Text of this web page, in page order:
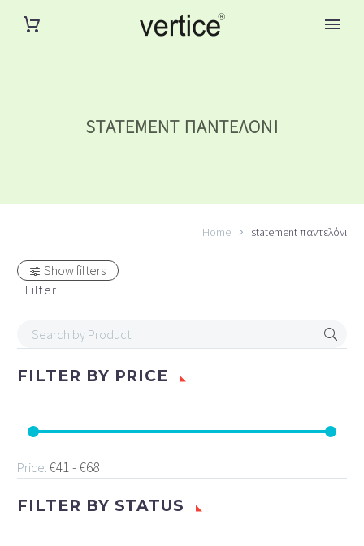
STATEMENT ΠΑΝΤΕΛΌΝΙ
Home statement παντελόνι
Show filters
Filter
FILTER BY PRICE
Price: €41 - €68
FILTER BY STATUS